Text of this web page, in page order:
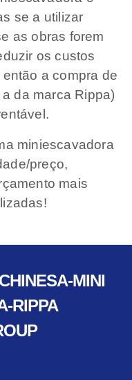
se a utilizar
as obras forem
os custos
a compra de
da marca Rippa)
miniescavadora
preço,
mais
MINI
RIPPA